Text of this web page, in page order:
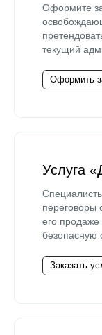
Оформите
текущий
Оформить
Услуга
переговоры
его
безопасную
Заказать